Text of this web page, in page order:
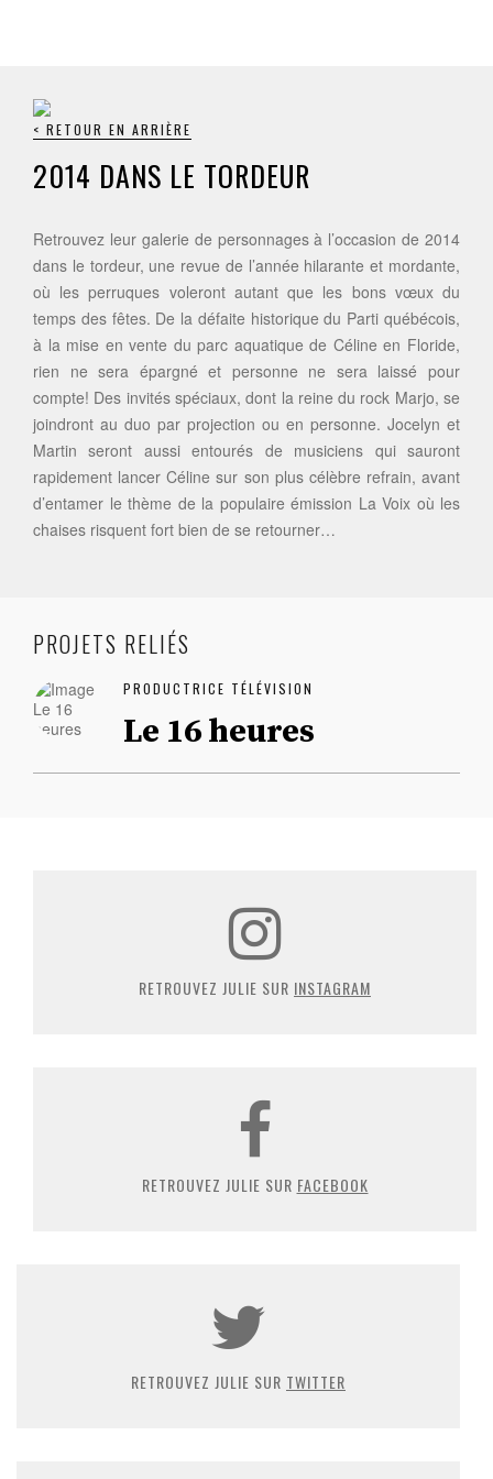
< RETOUR EN ARRIÈRE
2014 DANS LE TORDEUR
Retrouvez leur galerie de personnages à l’occasion de 2014
dans le tordeur, une revue de l’année hilarante et mordante,
où les perruques voleront autant que les bons vœux du
temps des fêtes. De la défaite historique du Parti québécois,
à la mise en vente du parc aquatique de Céline en Floride,
rien ne sera épargné et personne ne sera laissé pour
compte! Des invités spéciaux, dont la reine du rock Marjo, se
joindront au duo par projection ou en personne. Jocelyn et
Martin seront aussi entourés de musiciens qui sauront
rapidement lancer Céline sur son plus célèbre refrain, avant
d’entamer le thème de la populaire émission La Voix où les
chaises risquent fort bien de se retourner…
PROJETS RELIÉS
PRODUCTRICE TÉLÉVISION
Le 16 heures
RETROUVEZ JULIE SUR INSTAGRAM
RETROUVEZ JULIE SUR FACEBOOK
RETROUVEZ JULIE SUR TWITTER